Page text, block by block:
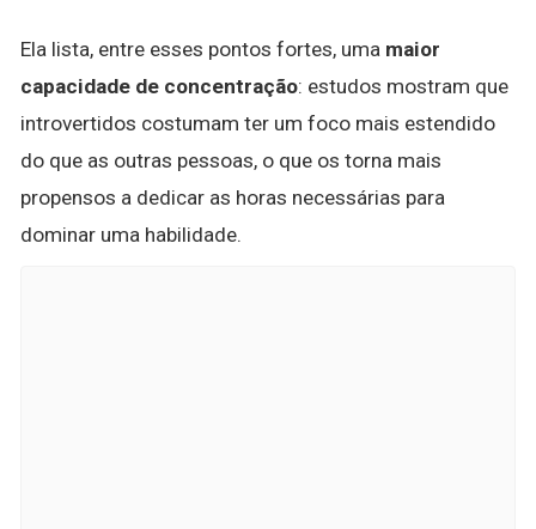
Ela lista, entre esses pontos fortes, uma maior
capacidade de concentração: estudos mostram que
introvertidos costumam ter um foco mais estendido
do que as outras pessoas, o que os torna mais
propensos a dedicar as horas necessárias para
dominar uma habilidade.